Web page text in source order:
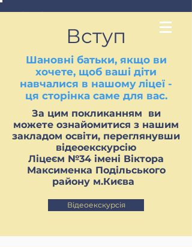
Вступ
Шановні батьки, якщо ви
хочете, щоб ваші діти
навчалися в нашому ліцеї -
ця сторінка саме для вас.
За цим покликанням ви
можете ознайомитися з нашим
закладом освіти, переглянувши
відеоекскурсію
Ліцеєм №34 імені Віктора
Максименка Подільського
району м.Києва
Відеоекскурсія